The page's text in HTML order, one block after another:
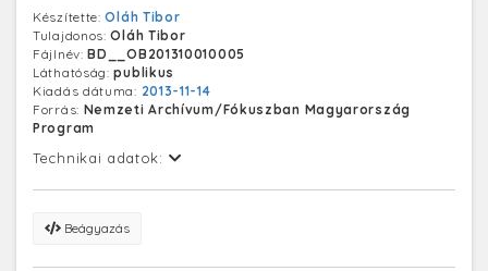
Készítette:Oláh Tibor
Tulajdonos:Oláh Tibor
Fájlnév:BD__OB201310010005
Láthatóság:publikus
Kiadás dátuma: 2013-11-14
Forrás: Nemzeti Archívum/Fókuszban Magyarország
Program
Technikai adatok:
Beágyazás